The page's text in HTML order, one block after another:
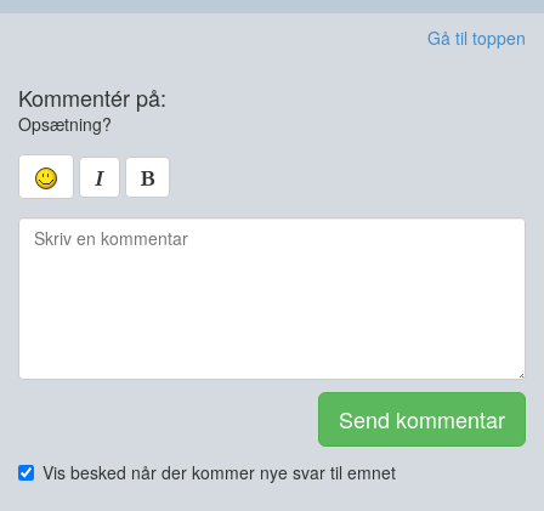
Gå til toppen
Kommentér på:
Opsætning?
Send kommentar
Vis besked når der kommer nye svar til emnet